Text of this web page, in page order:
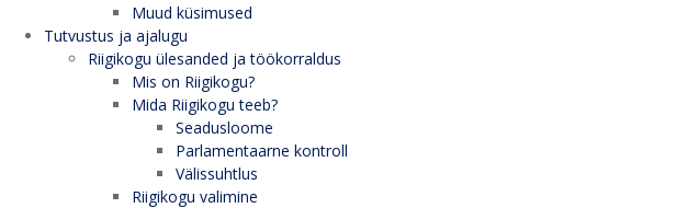
Muud küsimused
Tutvustus ja ajalugu
Riigikogu ülesanded ja töökorraldus
Mis on Riigikogu?
Mida Riigikogu teeb?
Seadusloome
Parlamentaarne kontroll
Välissuhtlus
Riigikogu valimine